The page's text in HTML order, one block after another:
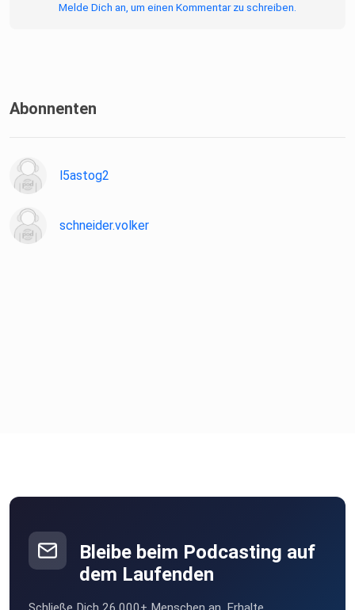
Melde Dich an, um einen Kommentar zu schreiben.
Abonnenten
l5astog2
schneider.volker
Bleibe beim Podcasting auf
dem Laufenden